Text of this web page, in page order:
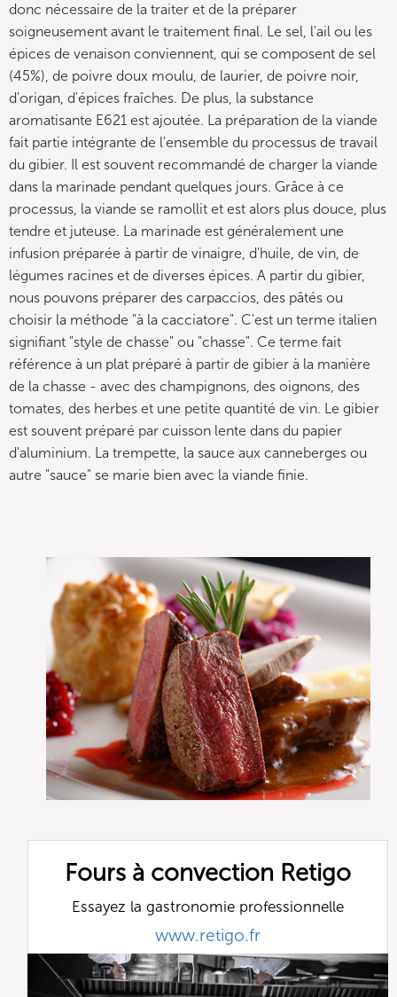
donc nécessaire de la traiter et de la préparer
soigneusement avant le traitement final. Le sel, l'ail ou les
épices de venaison conviennent, qui se composent de sel
(45%), de poivre doux moulu, de laurier, de poivre noir,
d'origan, d'épices fraîches. De plus, la substance
aromatisante E621 est ajoutée. La préparation de la viande
fait partie intégrante de l'ensemble du processus de travail
du gibier. Il est souvent recommandé de charger la viande
dans la marinade pendant quelques jours. Grâce à ce
processus, la viande se ramollit et est alors plus douce, plus
tendre et juteuse. La marinade est généralement une
infusion préparée à partir de vinaigre, d'huile, de vin, de
légumes racines et de diverses épices. A partir du gibier,
nous pouvons préparer des carpaccios, des pâtés ou
choisir la méthode "à la cacciatore". C'est un terme italien
signifiant "style de chasse" ou "chasse". Ce terme fait
référence à un plat préparé à partir de gibier à la manière
de la chasse - avec des champignons, des oignons, des
tomates, des herbes et une petite quantité de vin. Le gibier
est souvent préparé par cuisson lente dans du papier
d'aluminium. La trempette, la sauce aux canneberges ou
autre "sauce" se marie bien avec la viande finie.
Fours à convection Retigo
Essayez la gastronomie professionnelle
www.retigo.fr